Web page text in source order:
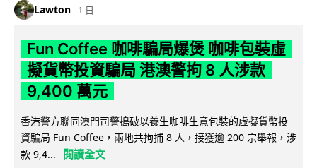
Lawton 1 日
Fun Coffee 咖啡騙局爆煲 咖啡包裝虛
擬貨幣投資騙局 港澳警拘 8 人涉款
9,400 萬元
香港警方聯同澳門司警搗破以養生咖啡生意包裝的虛擬貨幣投
資騙局 Fun Coffee，兩地共拘捕 8 人，接獲逾 200 宗舉報，涉
款 9,4...
閱讀全文